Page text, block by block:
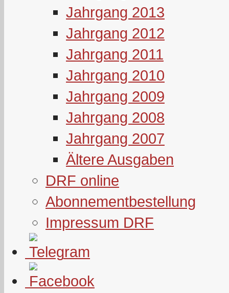
Jahrgang 2013
Jahrgang 2012
Jahrgang 2011
Jahrgang 2010
Jahrgang 2009
Jahrgang 2008
Jahrgang 2007
Ältere Ausgaben
DRF online
Abonnementbestellung
Impressum DRF